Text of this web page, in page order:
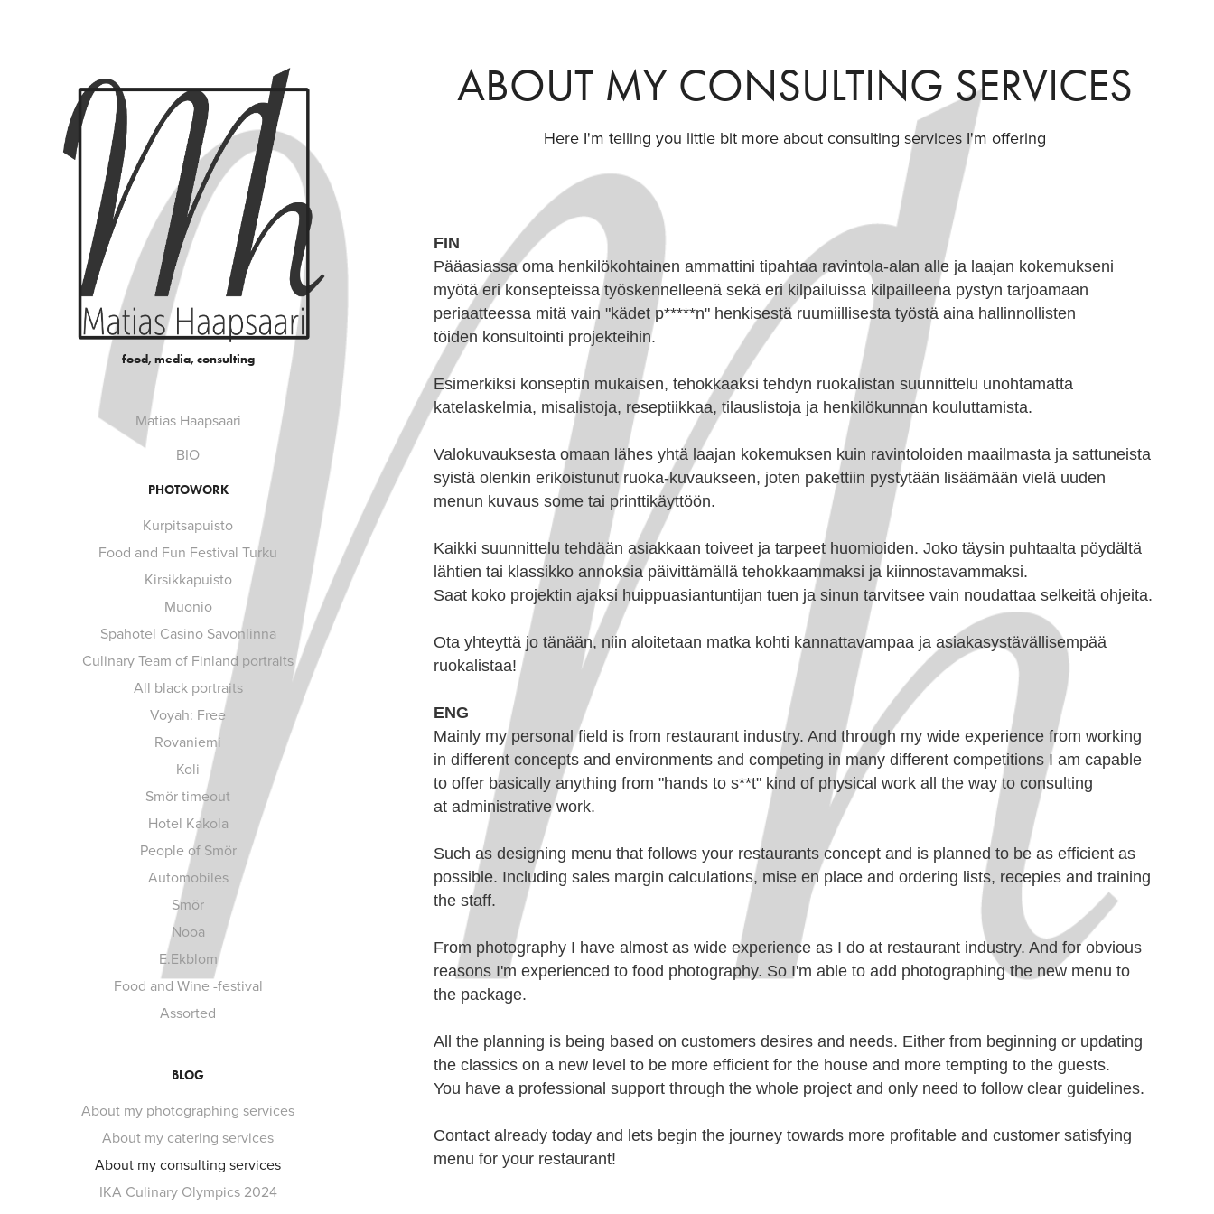
food, media, consulting
Matias Haapsaari
BIO
PHOTOWORK
Kurpitsapuisto
Food and Fun Festival Turku
Kirsikkapuisto
Muonio
Spahotel Casino Savonlinna
Culinary Team of Finland portraits
All black portraits
Voyah: Free
Rovaniemi
Koli
Smör timeout
Hotel Kakola
People of Smör
Automobiles
Smör
Nooa
E.Ekblom
Food and Wine -festival
Assorted
BLOG
About my photographing services
About my catering services
About my consulting services
IKA Culinary Olympics 2024
ABOUT MY CONSULTING SERVICES
Here I'm telling you little bit more about consulting services I'm offering
FIN
Pääasiassa oma henkilökohtainen ammattini tipahtaa ravintola-alan alle ja laajan kokemukseni
myötä eri konsepteissa työskennelleenä sekä eri kilpailuissa kilpailleena pystyn tarjoamaan
periaatteessa mitä vain "kädet p*****n" henkisestä ruumiillisesta työstä aina hallinnollisten
töiden konsultointi projekteihin.
Esimerkiksi konseptin mukaisen, tehokkaaksi tehdyn ruokalistan suunnittelu unohtamatta
katelaskelmia, misalistoja, reseptiikkaa, tilauslistoja ja henkilökunnan kouluttamista.
Valokuvauksesta omaan lähes yhtä laajan kokemuksen kuin ravintoloiden maailmasta ja sattuneista
syistä olenkin erikoistunut ruoka-kuvaukseen, joten pakettiin pystytään lisäämään vielä uuden
menun kuvaus some tai printtikäyttöön.
Kaikki suunnittelu tehdään asiakkaan toiveet ja tarpeet huomioiden. Joko täysin puhtaalta pöydältä
lähtien tai klassikko annoksia päivittämällä tehokkaammaksi ja kiinnostavammaksi.
Saat koko projektin ajaksi huippuasiantuntijan tuen ja sinun tarvitsee vain noudattaa selkeitä ohjeita.
Ota yhteyttä jo tänään, niin aloitetaan matka kohti kannattavampaa ja asiakasystävällisempää
ruokalistaa!
ENG
Mainly my personal field is from restaurant industry. And through my wide experience from working
in different concepts and environments and competing in many different competitions I am capable
to offer basically anything from "hands to s**t" kind of physical work all the way to consulting
at administrative work.
Such as designing menu that follows your restaurants concept and is planned to be as efficient as
possible. Including sales margin calculations, mise en place and ordering lists, recepies and training
the staff.
From photography I have almost as wide experience as I do at restaurant industry. And for obvious
reasons I'm experienced to food photography. So I'm able to add photographing the new menu to
the package.
All the planning is being based on customers desires and needs. Either from beginning or updating
the classics on a new level to be more efficient for the house and more tempting to the guests.
You have a professional support through the whole project and only need to follow clear guidelines.
Contact already today and lets begin the journey towards more profitable and customer satisfying
menu for your restaurant!